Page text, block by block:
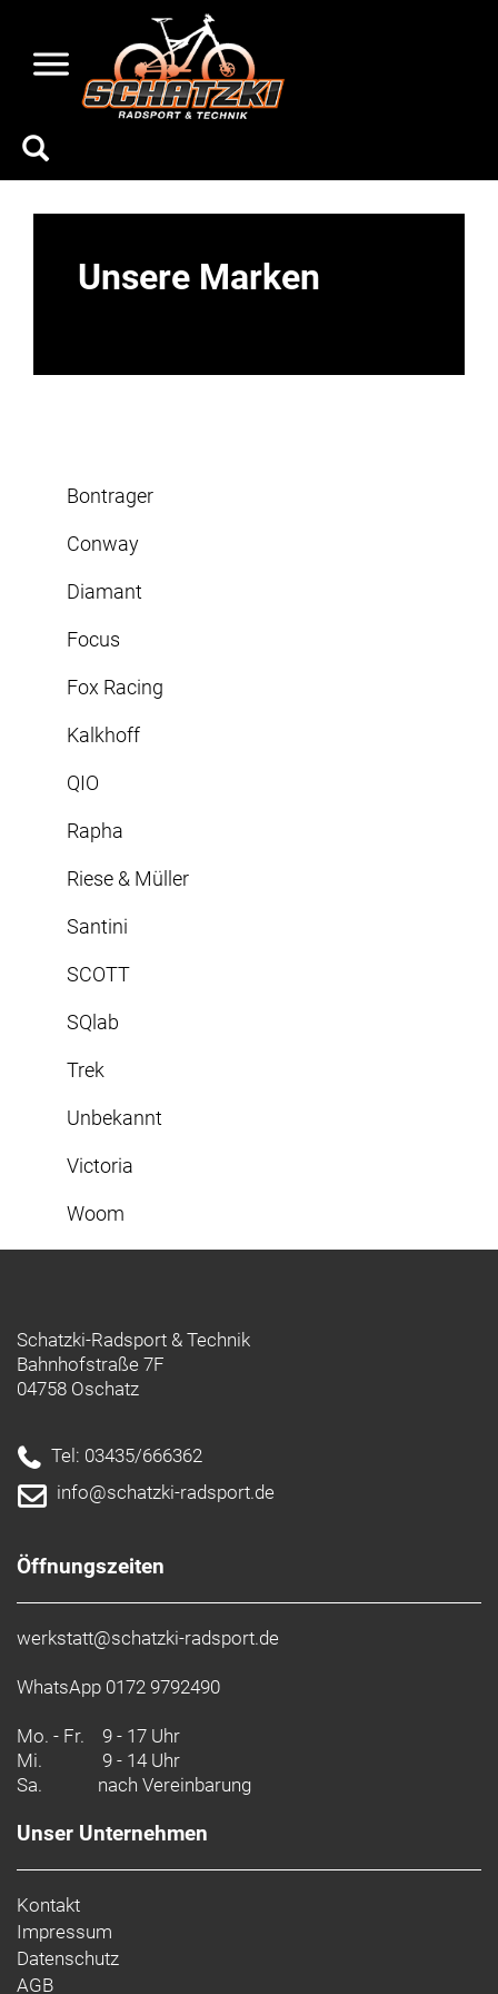
Unsere Marken
Bontrager
Conway
Diamant
Focus
Fox Racing
Kalkhoff
QIO
Rapha
Riese & Müller
Santini
SCOTT
SQlab
Trek
Unbekannt
Victoria
Woom
Schatzki-Radsport & Technik
Bahnhofstraße 7F
04758 Oschatz
Tel: 03435/666362
info@schatzki-radsport.de
Öffnungszeiten
werkstatt@schatzki-radsport.de
WhatsApp 0172 9792490
Mo. - Fr. 9 - 17 Uhr
Mi.
9 - 14 Uhr
Sa.
nach Vereinbarung
Unser Unternehmen
Kontakt
Impressum
Datenschutz
AGB